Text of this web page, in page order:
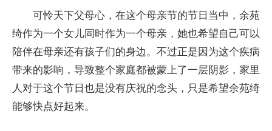
可怜天下父母心，在这个母亲节的节日当中，余苑
绮作为一个女儿同时作为一个母亲，她也希望自己可以
陪伴在母亲还有孩子们的身边。不过正是因为这个疾病
带来的影响，导致整个家庭都被蒙上了一层阴影，家里
人对于这个节日也是没有庆祝的念头，只是希望余苑绮
能够快点好起来。